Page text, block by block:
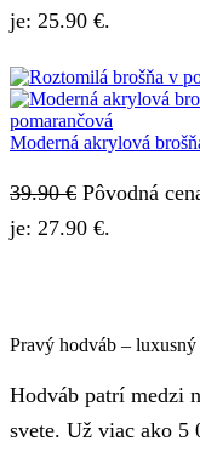
je: 25.90 €.
Moderná akrylová
39.90€ Pôvodná
je: 27.90 €.
Pravý hodváb –
Hodváb patrí medzi
svete. Už viac ako 5